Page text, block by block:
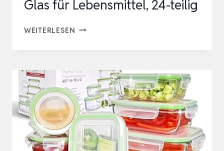
Glas für Lebensmittel, 24-teilig
WEITERLESEN MCIRCO
AUS
GLAS
FÜR
LEBENSMITTEL,
24-
TEILIG